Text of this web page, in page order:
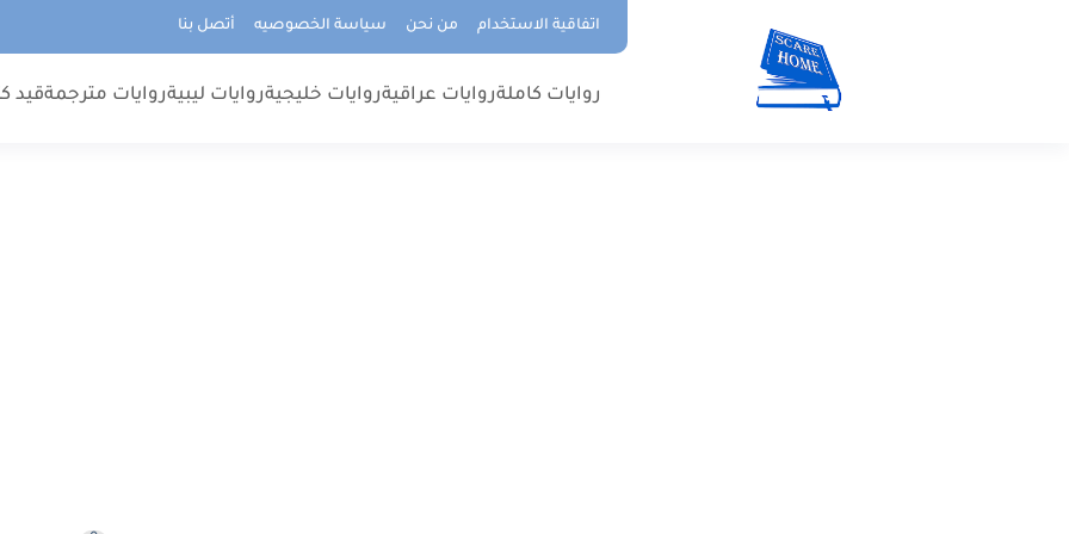
اتفاقية الاستخدام من نحن سياسة الخصوصيه أتصل بنا
روايات كاملةروايات عراقيةروايات خليجيةروايات ليبيةروايات مترجمةقيد